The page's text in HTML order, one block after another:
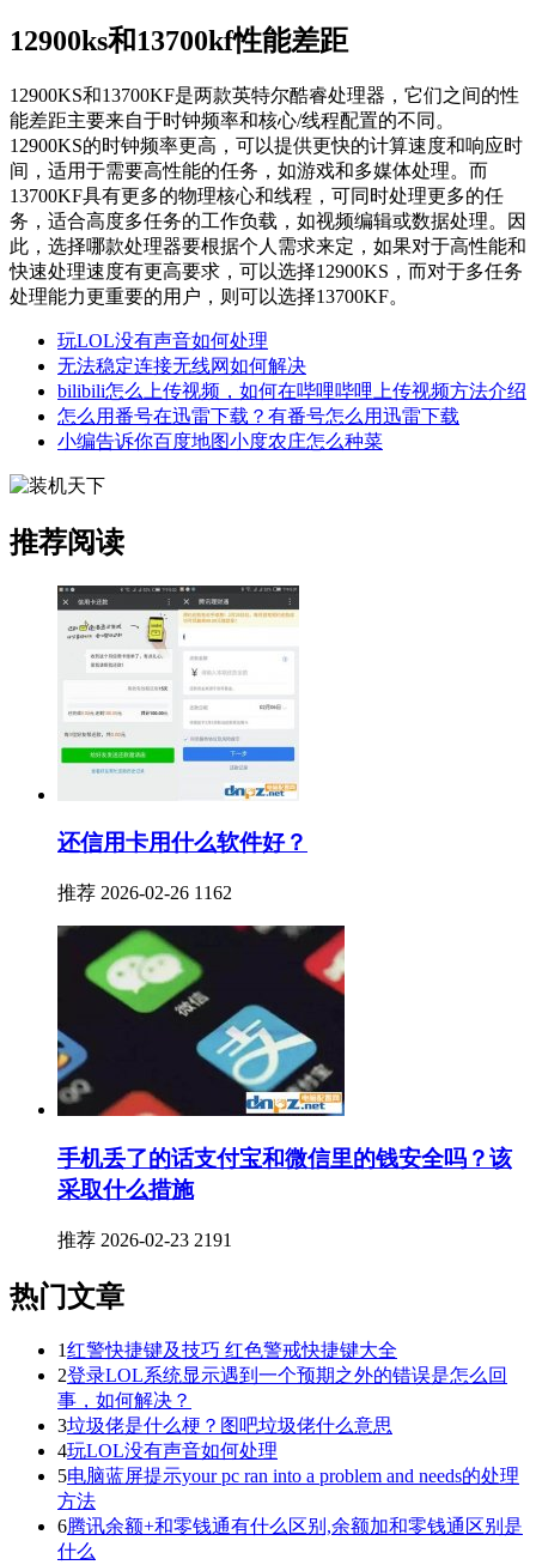
12900ks和13700kf性能差距
12900KS和13700KF是两款英特尔酷睿处理器，它们之间的性
能差距主要来自于时钟频率和核心/线程配置的不同。
12900KS的时钟频率更高，可以提供更快的计算速度和响应时
间，适用于需要高性能的任务，如游戏和多媒体处理。而
13700KF具有更多的物理核心和线程，可同时处理更多的任
务，适合高度多任务的工作负载，如视频编辑或数据处理。因
此，选择哪款处理器要根据个人需求来定，如果对于高性能和
快速处理速度有更高要求，可以选择12900KS，而对于多任务
处理能力更重要的用户，则可以选择13700KF。
玩LOL没有声音如何处理
无法稳定连接无线网如何解决
bilibili怎么上传视频，如何在哔哩哔哩上传视频方法介绍
怎么用番号在迅雷下载？有番号怎么用迅雷下载
小编告诉你百度地图小度农庄怎么种菜
推荐阅读
还信用卡用什么软件好？
推荐 2026-02-26 1162
手机丢了的话支付宝和微信里的钱安全吗？该
采取什么措施
推荐 2026-02-23 2191
热门文章
1红警快捷键及技巧 红色警戒快捷键大全
2登录LOL系统显示遇到一个预期之外的错误是怎么回
事，如何解决？
3垃圾佬是什么梗？图吧垃圾佬什么意思
4玩LOL没有声音如何处理
5电脑蓝屏提示your pc ran into a problem and needs的处理
方法
6腾讯余额+和零钱通有什么区别,余额加和零钱通区别是
什么